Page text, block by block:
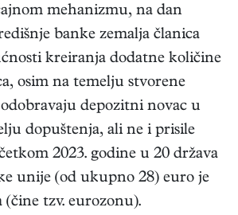
mehanizmu, na dan
banke zemalja članica
kreiranja dodatne količine
osim na temelju stvorene
depozitni novac u
dopuštenja, ali ne i prisile
2023. godine u 20 država
unije (od ukupno 28) euro je
(čine tzv. eurozonu).